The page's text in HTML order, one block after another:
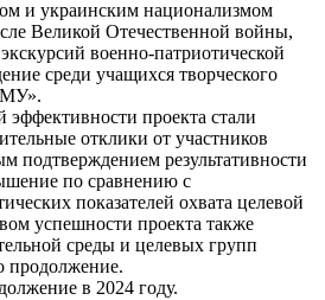
и украинским национализмом
Великой Отечественной войны,
военно-патриотической
среди учащихся творческого
эффективности проекта стали
отклики от участников
подтверждением результативности
по сравнению с
показателей охвата целевой
успешности проекта также
среды и целевых групп
продолжение.
в 2024 году.